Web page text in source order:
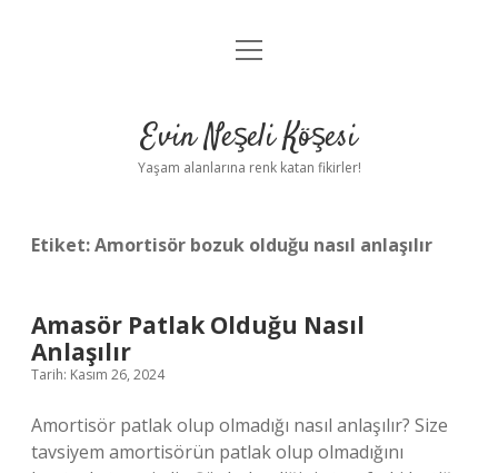
Anasayfa
Yasal Uyarı
menüyü
Evin Neşeli Köşesi
Yaşam alanlarına renk katan fikirler!
Etiket:Amortisör bozuk olduğu nasıl anlaşılır
Amasör Patlak Olduğu Nasıl
Anlaşılır
Tarih: Kasım 26, 2024
Amortisör patlak olup olmadığı nasıl anlaşılır? Size
tavsiyem amortisörün patlak olup olmadığını